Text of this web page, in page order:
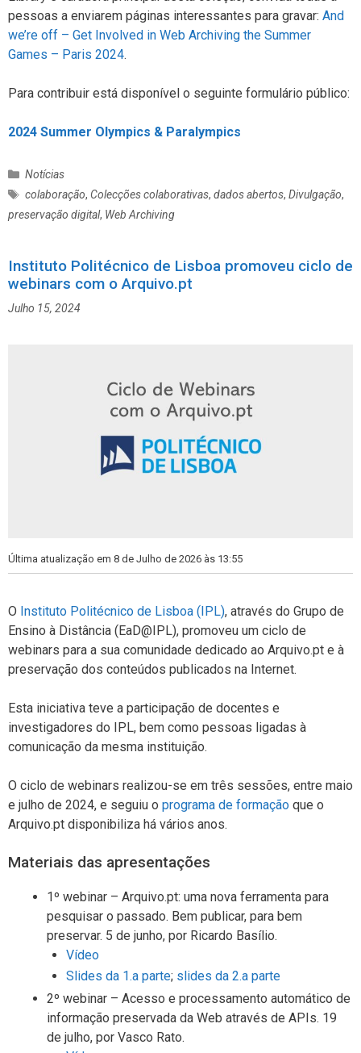
pessoas a enviarem páginas interessantes para gravar: And
we’re off – Get Involved in Web Archiving the Summer
Games – Paris 2024.
Para contribuir está disponível o seguinte formulário público:
2024 Summer Olympics & Paralympics
C
a
e
r
i
a
Notícias
E
t
u
e
a
colaboração, Colecções colaborativas,dados abertos,Divulgação,
preservação digital, Web Archiving
Instituto Politécnico de Lisboa promoveu ciclo de
webinars com o Arquivo.pt
Julho 15, 2024
Última atualização em 8 de Julho de 2026 às 13:55
O Instituto Politécnico de Lisboa (IPL), através do Grupo de
Ensino à Distância (EaD@IPL), promoveu um ciclo de
webinars para a sua comunidade dedicado ao Arquivo.pt e à
preservação dos conteúdos publicados na Internet.
Esta iniciativa teve a participação de docentes e
investigadores do IPL, bem como pessoas ligadas à
comunicação da mesma instituição.
O ciclo de webinars realizou-se em três sessões, entre maio
e julho de 2024, e seguiu o programa de formação que o
Arquivo.pt disponibiliza há vários anos.
Materiais das apresentações
1º webinar – Arquivo.pt: uma nova ferramenta para
pesquisar o passado. Bem publicar, para bem
preservar. 5 de junho, por Ricardo Basílio.
Vídeo
Slides da 1.a parte; slides da 2.a parte
2º webinar – Acesso e processamento automático de
informação preservada da Web através de APIs. 19
de julho, por Vasco Rato.